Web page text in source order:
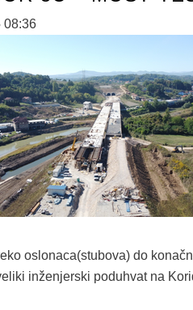
08:36
oslonaca(stubova) do
inženjerski poduhvat na